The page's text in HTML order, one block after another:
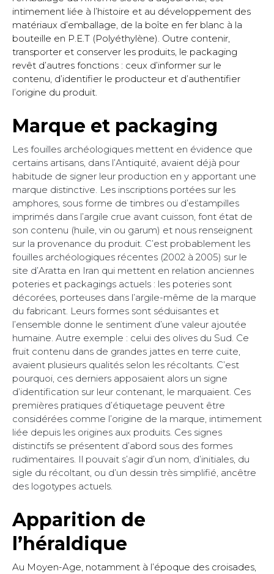
intimement liée à l’histoire et au développement des
matériaux d’emballage, de la boîte en fer blanc à la
bouteille en P.E.T (Polyéthylène). Outre contenir,
transporter et conserver les produits, le packaging
revêt d’autres fonctions : ceux d’informer sur le
contenu, d’identifier le producteur et d’authentifier
l’origine du produit.
Marque et packaging
Les fouilles archéologiques mettent en évidence que
certains artisans, dans l’Antiquité, avaient déjà pour
habitude de signer leur production en y apportant une
marque distinctive. Les inscriptions portées sur les
amphores, sous forme de timbres ou d’estampilles
imprimés dans l’argile crue avant cuisson, font état de
son contenu (huile, vin ou garum) et nous renseignent
sur la provenance du produit. C’est probablement les
fouilles archéologiques récentes (2002 à 2005) sur le
site d’Aratta en Iran qui mettent en relation anciennes
poteries et packagings actuels : les poteries sont
décorées, porteuses dans l’argile-même de la marque
du fabricant. Leurs formes sont séduisantes et
l’ensemble donne le sentiment d’une valeur ajoutée
humaine. Autre exemple : celui des olives du Sud. Ce
fruit contenu dans de grandes jattes en terre cuite,
avaient plusieurs qualités selon les récoltants. C’est
pourquoi, ces derniers apposaient alors un signe
d’identification sur leur contenant, le marquaient. Ces
premières pratiques d’étiquetage peuvent être
considérées comme l’origine de la marque, intimement
liée depuis les origines aux produits. Ces signes
distinctifs se présentent d’abord sous des formes
rudimentaires. Il pouvait s’agir d’un nom, d’initiales, du
sigle du récoltant, ou d’un dessin très simplifié, ancêtre
des logotypes actuels.
Apparition de
l’héraldique
Au Moyen-Age, notamment à l’époque des croisades,